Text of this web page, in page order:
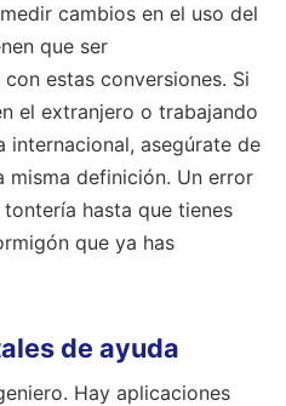
cambios en el uso del
que ser
estas conversiones. Si
el extranjero o trabajando
internacional, asegúrate de
misma definición. Un error
hasta que tienes
que ya has
de ayuda
Hay aplicaciones